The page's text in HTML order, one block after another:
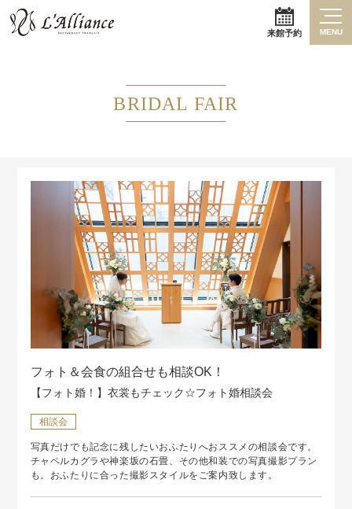
来館予約 MENU
BRIDAL FAIR
フォト＆会食の組合せも相談OK！
【フォト婚！】衣裳もチェック☆フォト婚相談会
相談会
写真だけでも記念に残したいおふたりへおススメの相談会です。
チャペルカグラや神楽坂の石畳、その他和装での写真撮影プラン
も。おふたりに合った撮影スタイルをご案内致します。